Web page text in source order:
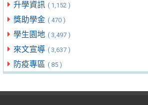
升學資訊 ( 1,152 )
獎助學金 ( 470 )
學生園地 ( 3,497 )
來文宣導 ( 3,637 )
防疫專區 ( 85 )